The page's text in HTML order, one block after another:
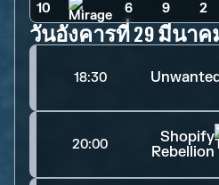
10
6 9 2
วันอังคารที่ 29 มีนาค
18:30
20:00
Shopify
Rebellion